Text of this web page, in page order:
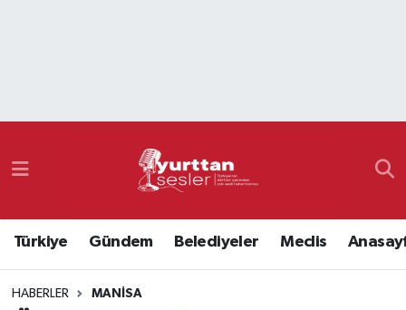
Türkiye Gündem Belediyeler Meclis
HABERLER MANISA
Namaz Vakitleri
Süper Lig Puan Durumu ve Fikstür
Tüm Manşetler